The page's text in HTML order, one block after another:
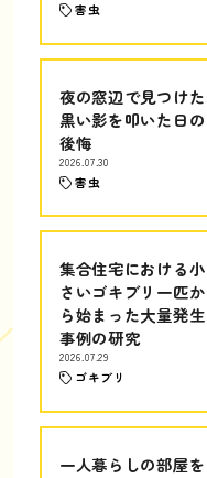
害虫
夜の窓辺で見つけた
黒い影を叩いた日の
後悔
2026.07.30
害虫
集合住宅における小
さいゴキブリ一匹か
ら始まった大量発生
事例の研究
2026.07.29
ゴキブリ
一人暮らしの部屋を